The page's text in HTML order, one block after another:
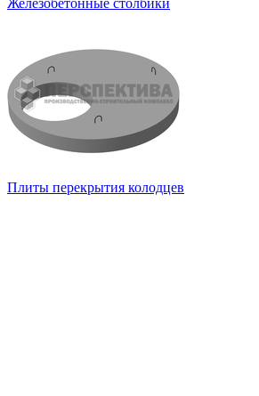
Железобетонные столбики
Плиты перекрытия колодцев